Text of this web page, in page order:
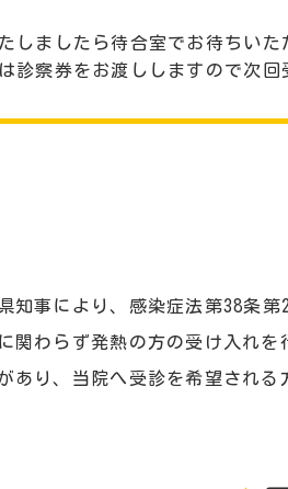
しましたら待合室でお待ちい
診察券をお渡ししますので次回
知事により、感染症法第38条
関わらず発熱の方の受け入れ
あり、当院へ受診を希望され